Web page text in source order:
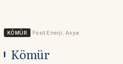
KÖMÜR Fosil Enerji Asya
Kömür